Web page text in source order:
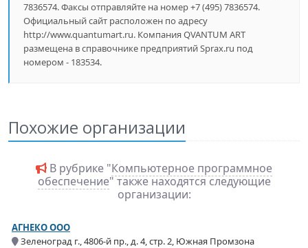
7836574. Факсы отправляйте на номер +7 (495) 7836574.
Официальный сайт расположен по адресу
http://www.quantumart.ru. Компания QVANTUM ART
размещена в справочнике предприятий Sprax.ru под
номером - 183534.
Похожие организации
В рубрике "Компьютерное программное
обеспечение" также находятся следующие
организации:
АГНЕКО ООО
Зеленоград г., 4806-й пр., д. 4, стр. 2, Южная Промзона